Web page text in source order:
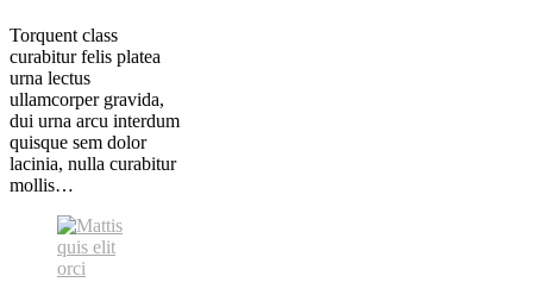
Torquent class
curabitur felis platea
urna lectus
ullamcorper gravida,
dui urna arcu interdum
quisque sem dolor
lacinia, nulla curabitur
mollis…